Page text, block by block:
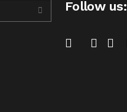
Follow us: